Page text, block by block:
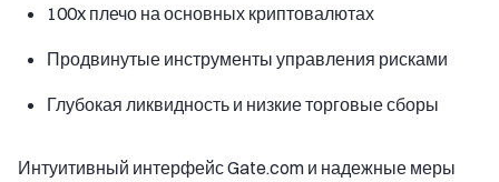
100x плечо на основных криптовалютах
Продвинутые инструменты управления рисками
Глубокая ликвидность и низкие торговые сборы
Интуитивный интерфейс Gate.com и надежные меры